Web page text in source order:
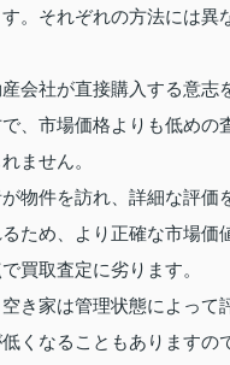
。それぞれの方法には異
会社が直接購入する意志
、市場価格よりも低めの
ません。
物件を訪れ、詳細な評価
ため、より正確な市場価
買取査定に劣ります。
き家は管理状態によって
くなることもありますの